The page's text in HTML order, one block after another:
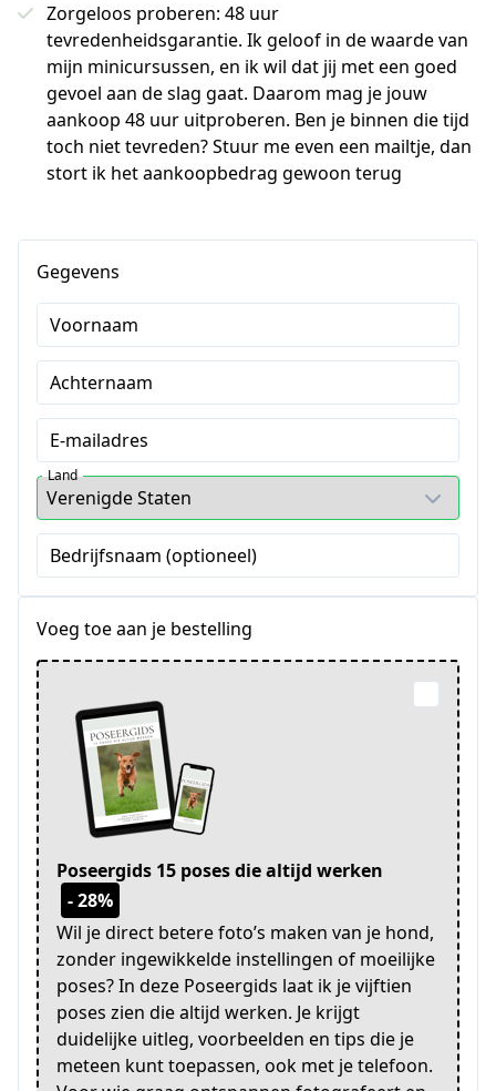
Zorgeloos proberen: 48 uur
tevredenheidsgarantie. Ik geloof in de waarde van
mijn minicursussen, en ik wil dat jij met een goed
gevoel aan de slag gaat. Daarom mag je jouw
aankoop 48 uur uitproberen. Ben je binnen die tijd
toch niet tevreden? Stuur me even een mailtje, dan
stort ik het aankoopbedrag gewoon terug
Gegevens
Voornaam
Achternaam
E-mailadres
Land
Bedrijfsnaam (optioneel)
Voeg toe aan je bestelling
Poseergids 15 poses die altijd werken
- 28%
Wil je direct betere foto’s maken van je hond,
zonder ingewikkelde instellingen of moeilijke
poses? In deze Poseergids laat ik je vijftien
poses zien die altijd werken. Je krijgt
duidelijke uitleg, voorbeelden en tips die je
meteen kunt toepassen, ook met je telefoon.